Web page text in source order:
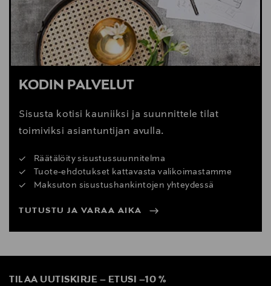
KODIN PALVELUT
Sisusta kotisi kauniiksi ja suunnittele tilat
toimiviksi asiantuntijan avulla.
Räätälöity sisustussuunnitelma
Tuote-ehdotukset kattavasta valikoimastamme
Maksuton sisustushankintojen yhteydessä
TUTUSTU JA VARAA AIKA
TILAA UUTISKIRJE – ETUSI –10 %